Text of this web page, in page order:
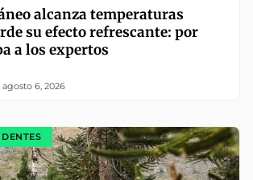
alcanza temperaturas
su efecto refrescante: por
a los expertos
agosto 6, 2026